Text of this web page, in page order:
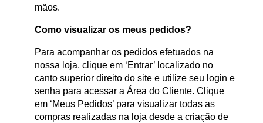
mãos.
Como visualizar os meus pedidos?
Para acompanhar os pedidos efetuados na
nossa loja, clique em ‘Entrar’ localizado no
canto superior direito do site e utilize seu login e
senha para acessar a Área do Cliente. Clique
em ‘Meus Pedidos’ para visualizar todas as
compras realizadas na loja desde a criação de